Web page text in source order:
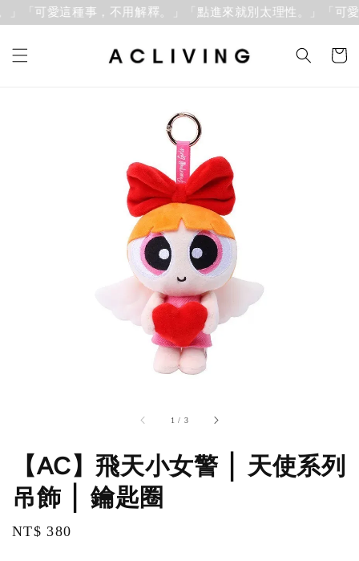
「可愛這種事，不用解釋。」 「點進來就別太理性。」「可
1 / 3
【AC】飛天小女警 │ 天使系列
吊飾 │ 鑰匙圈
Regular
NT$ 380